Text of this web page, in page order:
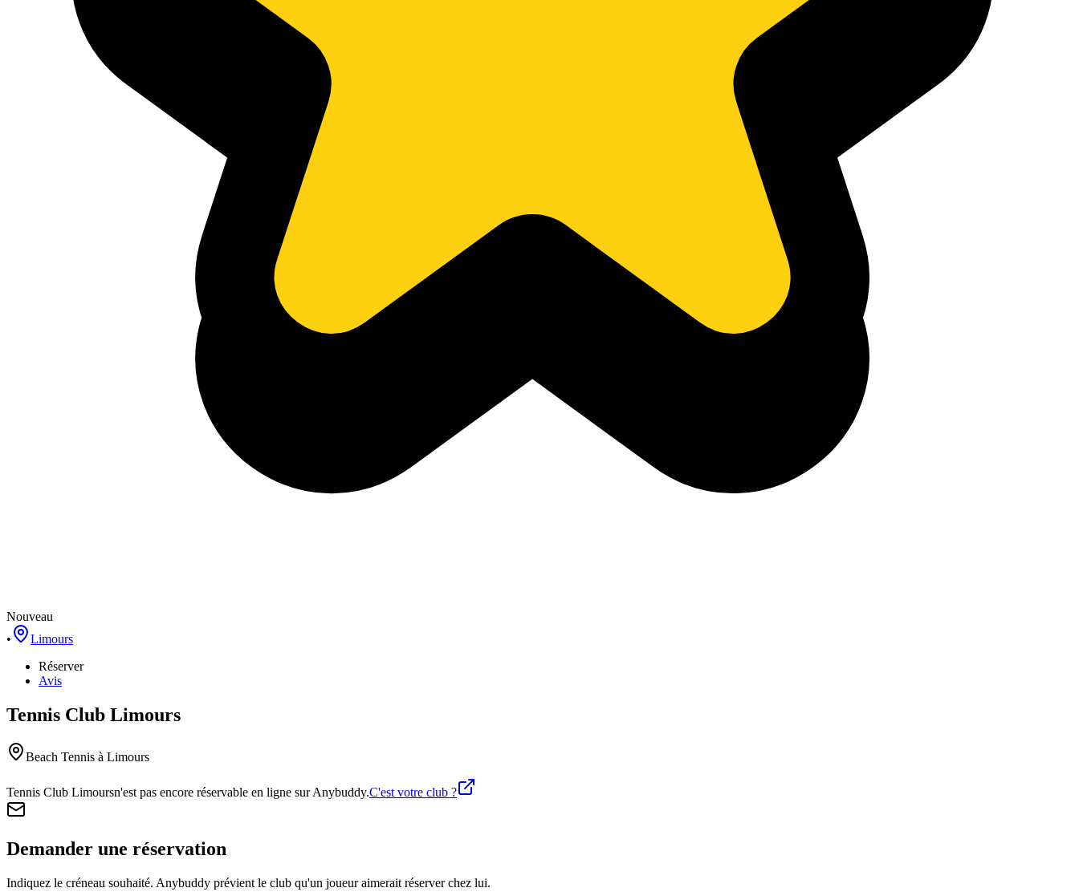
Nouveau
•
Limours
Réserver
Avis
Tennis Club Limours
Beach Tennis à Limours
Tennis Club Limoursn'est pas encore réservable en ligne sur Anybuddy.C'est votre club ?
Demander une réservation
Indiquez le créneau souhaité. Anybuddy prévient le club qu'un joueur aimerait réserver chez lui.